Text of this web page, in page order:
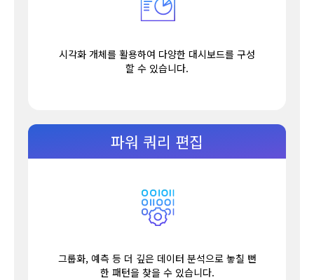
시각화 개체를 활용하여 다양한 대시보드를 구성
할 수 있습니다.
파워 쿼리 편집
그룹화, 예측 등 더 깊은 데이터 분석으로 놓칠 뻔
한 패턴을 찾을 수 있습니다.